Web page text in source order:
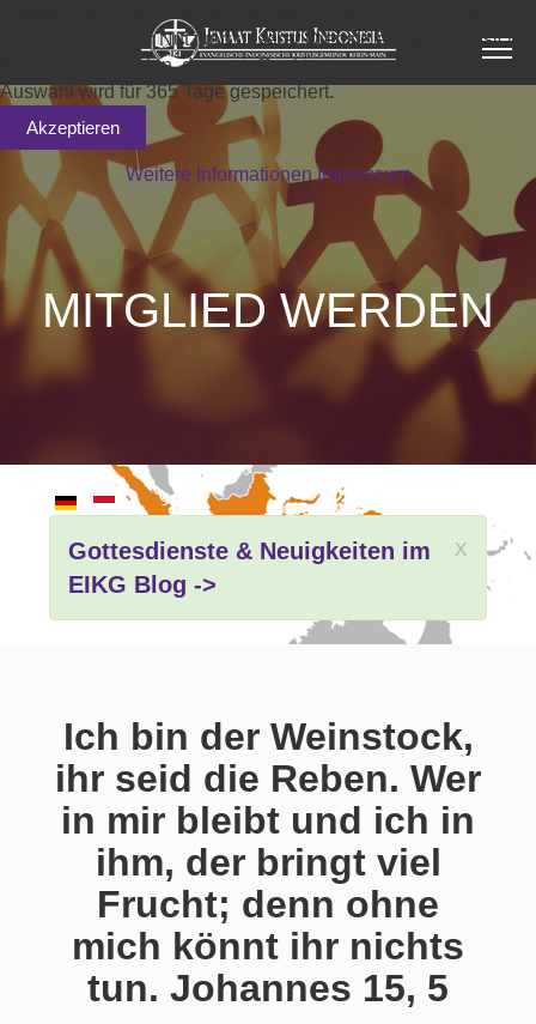
MITGLIED WERDEN
x
Gottesdienste & Neuigkeiten im
EIKG Blog ->
Ich bin der Weinstock,
ihr seid die Reben. Wer
in mir bleibt und ich in
ihm, der bringt viel
Frucht; denn ohne
mich könnt ihr nichts
tun. Johannes 15, 5
EIKG / JKI. Mit der Nutzung unserer Dienste erklären Sie sich
damit einverstanden, dass wir Cookies verwenden. Ihre
Auswahl wird für 365 Tage gespeichert.
Akzeptieren
Weitere Informationen Impressum